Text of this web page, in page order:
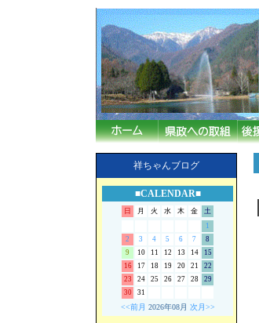
祥ちゃんブログ
■CALENDAR■
日 月 火 水 木 金
土
1
2
3 4 5 6 7
8
9
10 11 12 13 14
15
16
17 18 19 20 21
22
23
24 25 26 27 28
29
30
31
<<前月 2026年08月 次月>>